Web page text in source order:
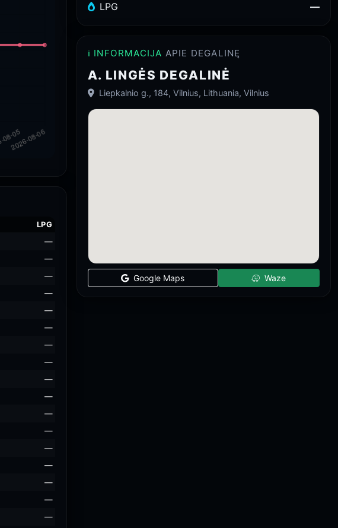
LPG
—
—
—
—
—
—
—
—
—
—
—
—
—
—
—
—
—
LPG
—
ℹ️ INFORMACIJA APIE DEGALINĘ
A. LINGĖS DEGALINĖ
Liepkalnio g., 184, Vilnius, Lithuania, Vilnius
Google Maps Waze